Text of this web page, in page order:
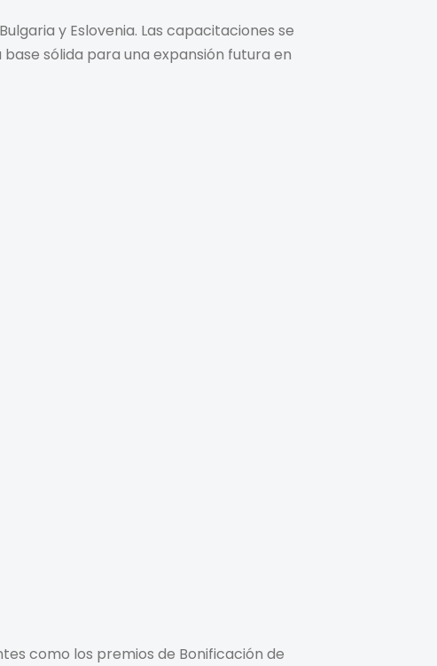
y Eslovenia. Las capacitaciones se
sólida para una expansión futura en
como los premios de Bonificación de